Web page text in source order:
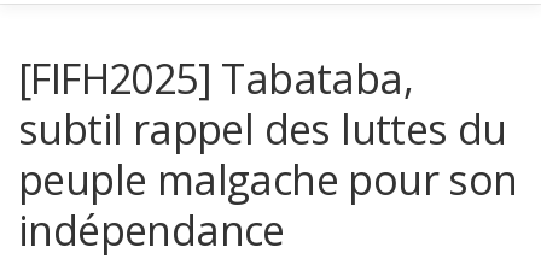
SCIENCE ET TECHNOLOGIE LA BANDE SON
LA SPÉCIALE ÉMISSION
[FIFH2025] Tabataba,
subtil rappel des luttes du
peuple malgache pour son
indépendance